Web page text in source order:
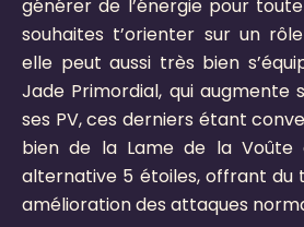
générer de l’énergie pour toute
souhaites t’orienter sur un
elle peut aussi très bien
Jade Primordial, qui augmente
ses PV, ces derniers étant
bien de la Lame de la Voûte
alternative 5 étoiles, offrant du
amélioration des attaques